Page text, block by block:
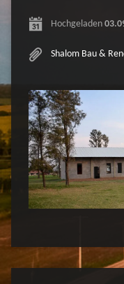
Hochgeladen
Shalom Bau &